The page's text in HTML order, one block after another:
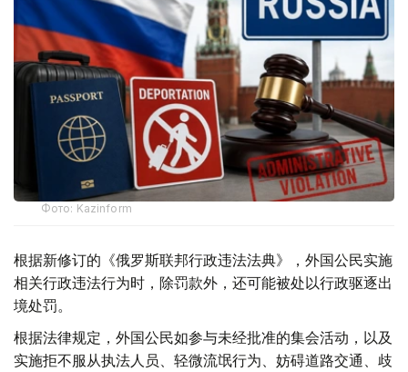
Фото: Kazinform
根据新修订的《俄罗斯联邦行政违法法典》，外国公民实施
相关行政违法行为时，除罚款外，还可能被处以行政驱逐出
境处罚。
根据法律规定，外国公民如参与未经批准的集会活动，以及
实施拒不服从执法人员、轻微流氓行为、妨碍道路交通、歧